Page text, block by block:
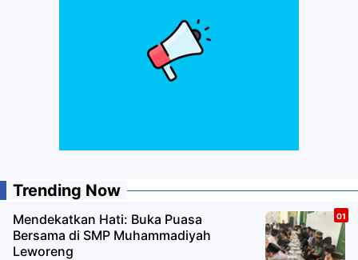
Trending Now
Mendekatkan Hati: Buka Puasa
Bersama di SMP Muhammadiyah
Leworeng